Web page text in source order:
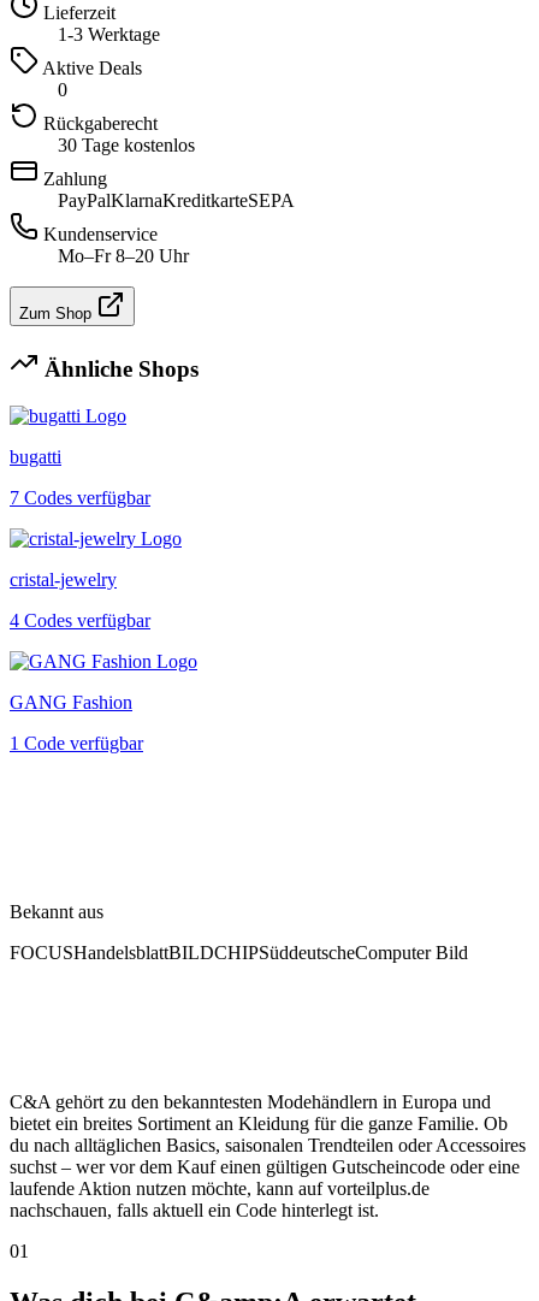
Lieferzeit
1-3 Werktage
Aktive Deals
0
Rückgaberecht
30 Tage kostenlos
Zahlung
PayPalKlarnaKreditkarteSEPA
Kundenservice
Mo–Fr 8–20 Uhr
Zum Shop
Ähnliche Shops
bugatti
7 Codes verfügbar
cristal-jewelry
4 Codes verfügbar
GANG Fashion
1 Code verfügbar
Bekannt aus
FOCUSHandelsblattBILDCHIPSüddeutscheComputer Bild
C&A gehört zu den bekanntesten Modehändlern in Europa und
bietet ein breites Sortiment an Kleidung für die ganze Familie. Ob
du nach alltäglichen Basics, saisonalen Trendteilen oder Accessoires
suchst – wer vor dem Kauf einen gültigen Gutscheincode oder eine
laufende Aktion nutzen möchte, kann auf vorteilplus.de
nachschauen, falls aktuell ein Code hinterlegt ist.
01